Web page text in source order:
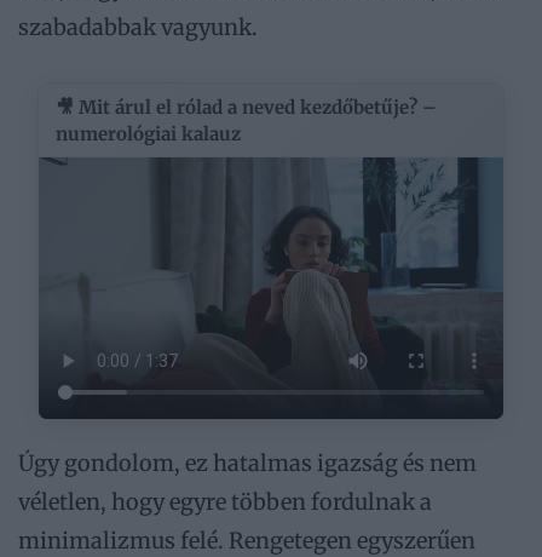
szabadabbak vagyunk.
🎥 Mit árul el rólad a neved kezdőbetűje? –
numerológiai kalauz
Úgy gondolom, ez hatalmas igazság és nem
véletlen, hogy egyre többen fordulnak a
minimalizmus felé. Rengetegen egyszerűen